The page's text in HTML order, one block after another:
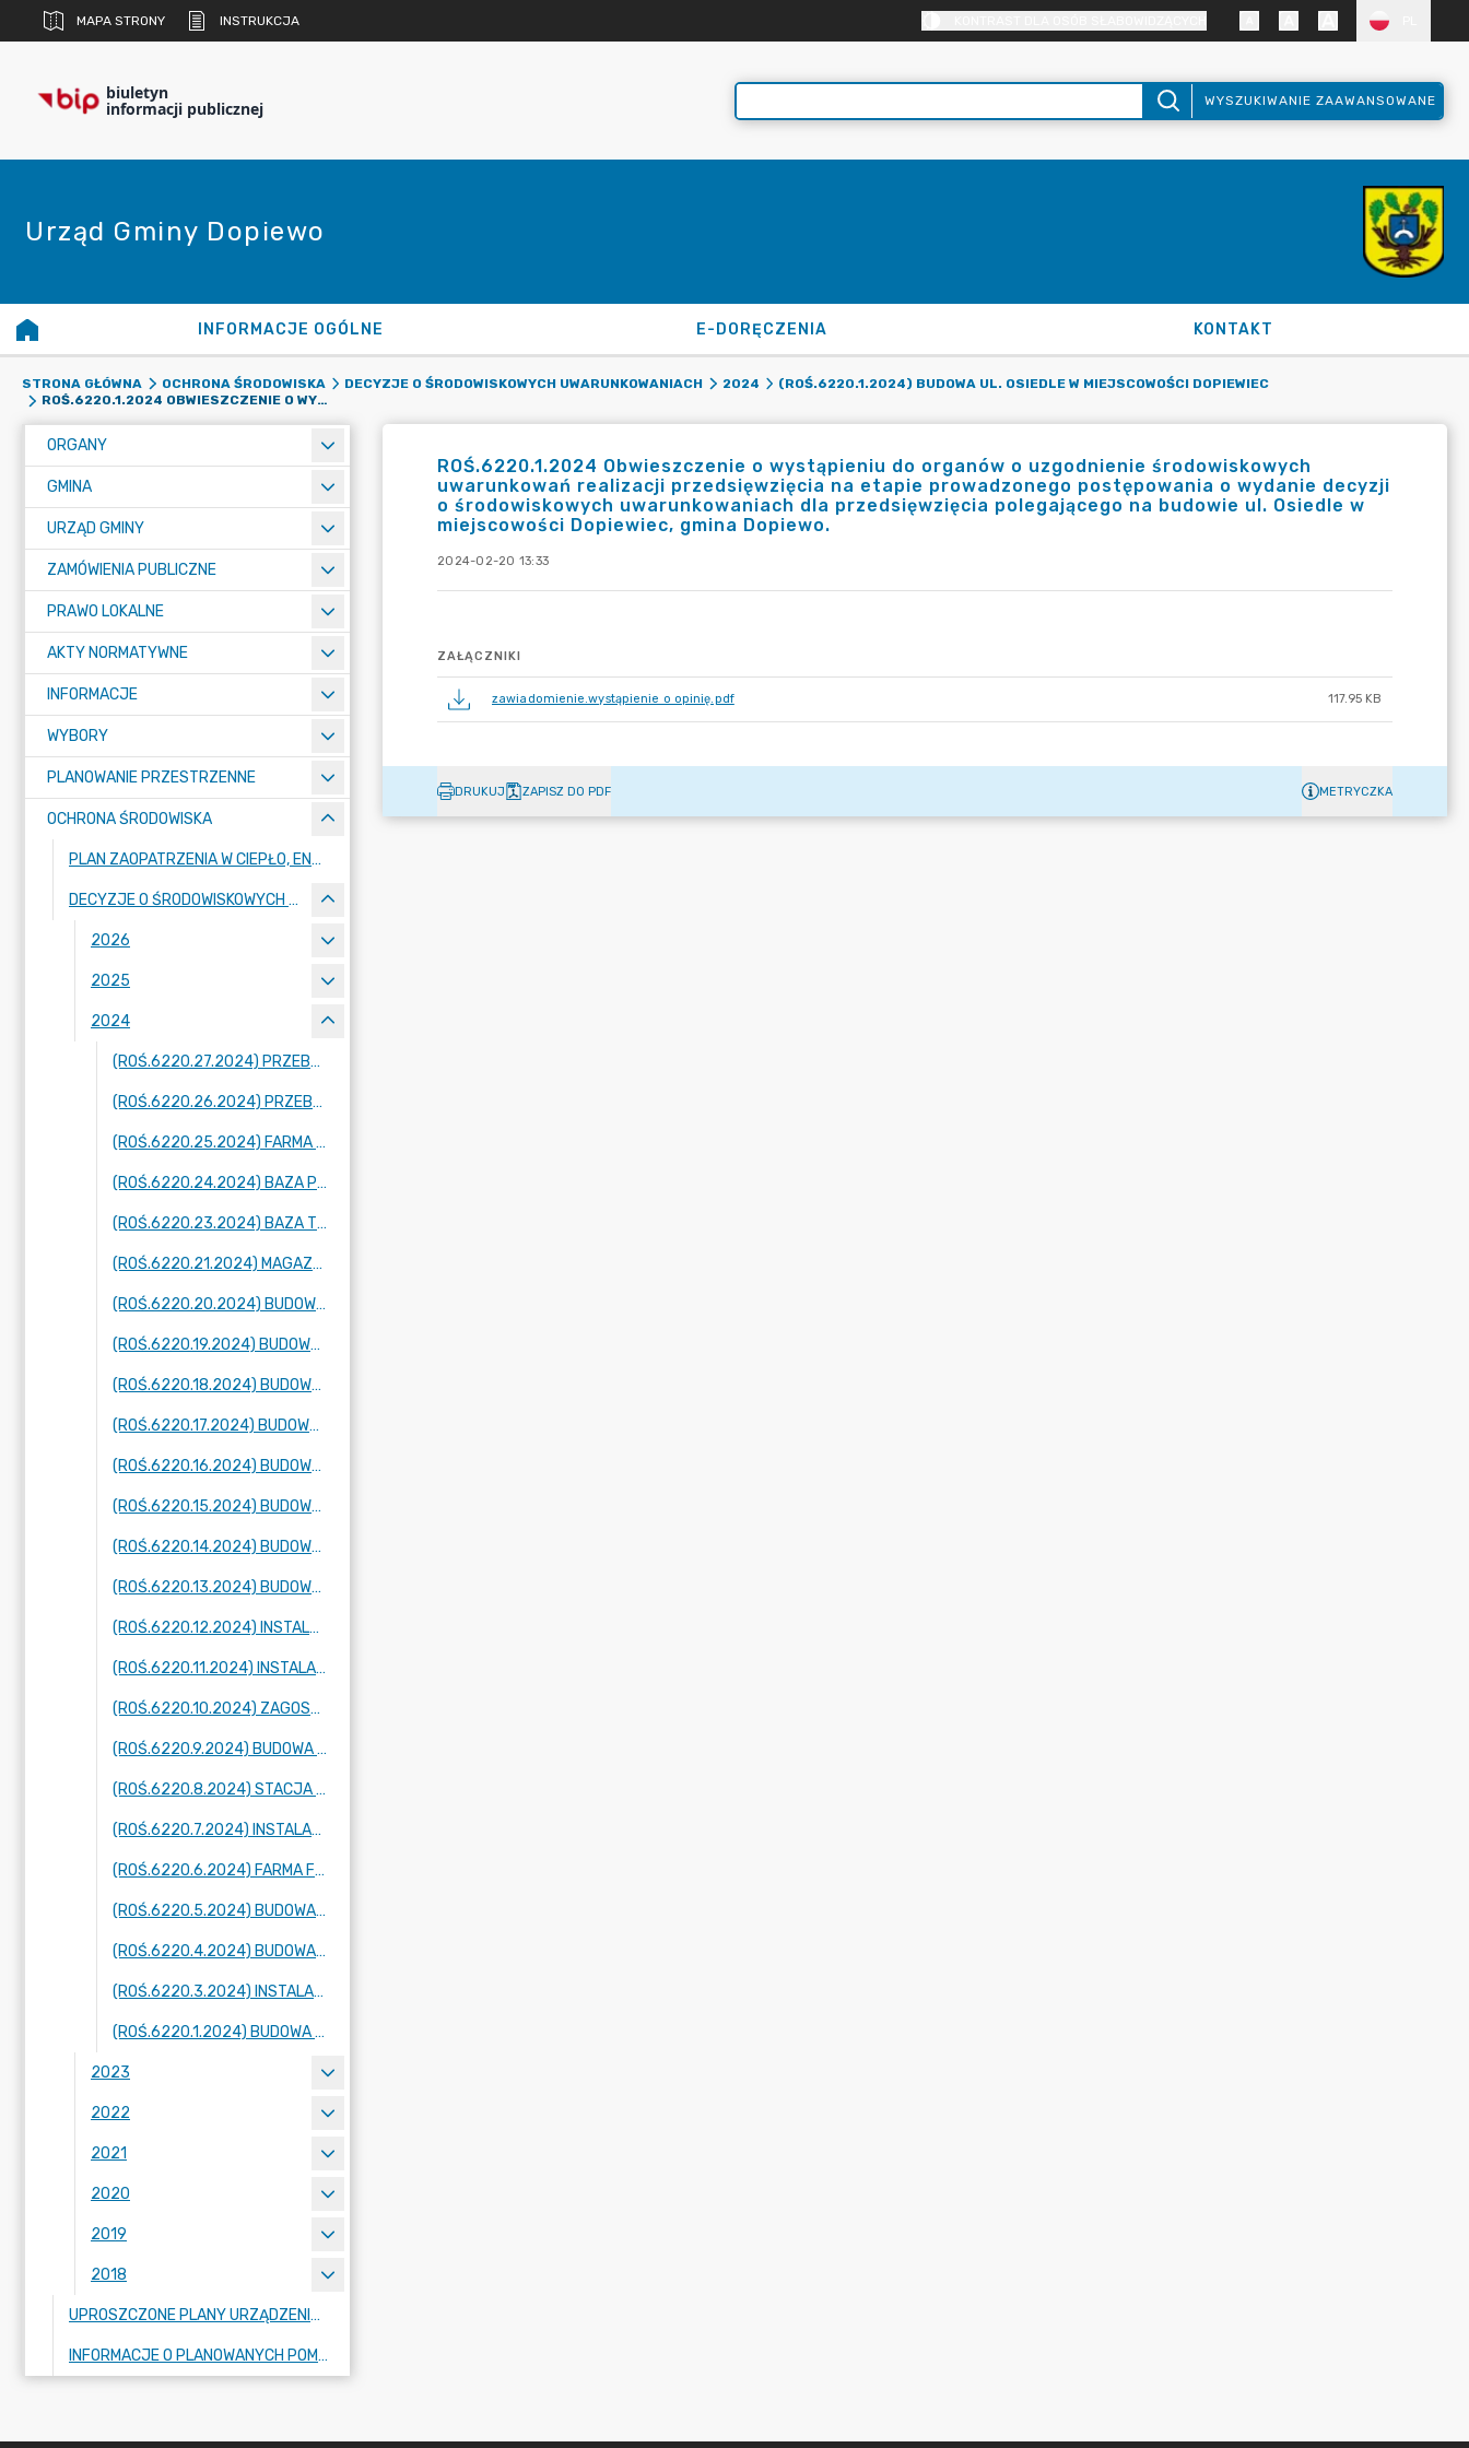
MAPA STRONY INSTRUKCJA
biuletyn
informacji publicznej WYSZUKIWANIE ZAAWANSOWANE
Urząd Gminy Dopiewo
INFORMACJE OGÓLNE E-DORĘCZENIA KONTAKT
STRONA GŁÓWNA OCHRONA ŚRODOWISKA DECYZJE O ŚRODOWISKOWYCH UWARUNKOWANIACH 2024
(ROŚ.6220.1.2024) BUDOWA UL. OSIEDLE W MIEJSCOWOŚCI DOPIEWIEC
ROŚ.6220.1.2024 OBWIESZCZENIE O WYSTĄPIENIU DO ORGANÓW O UZGODNIENIE ŚRODOWISKOWYCH UWARUNKOWAŃ REALIZACJI PRZEDSIĘWZIĘCIA NA ETAPIE PROWADZONEGO POSTĘPOWANIA O WYDANIE DECYZJI O ŚRODOWISKOWYCH UWARUNKOWANIACH DLA PRZEDSIĘWZIĘCIA POLEGAJĄCEGO NA BUDOWIE UL. OSIEDLE W MIEJSCOWOŚCI DOPIEWIEC, GMINA DOPIEWO.
ORGANY
GMINA
URZĄD GMINY
ZAMÓWIENIA PUBLICZNE
PRAWO LOKALNE
AKTY NORMATYWNE
INFORMACJE
WYBORY
PLANOWANIE PRZESTRZENNE
OCHRONA ŚRODOWISKA
PLAN ZAOPATRZENIA W CIEPŁO, ENERGIĘ ELEKTRYCZNĄ I PALIWA GAZOWE DLA GMINY DOPIEWO 2018-2033
DECYZJE O ŚRODOWISKOWYCH UWARUNKOWANIACH
2026
2025
2024
(ROŚ.6220.27.2024) PRZEBUDOWA ZESPOŁU HAL MAGAZYNOWYCH, OBRĘB DĄBRÓWKA
(ROŚ.6220.26.2024) PRZEBUDOWA PARKU LOGISTYCZNEGO MLP POZNAŃ WEST II, OBRĘB DĄBRÓWKA
(ROŚ.6220.25.2024) FARMA FOTOWOLTAICZNA O MOCY DO 50 MW, OBRĘB WIĘCKOWICE
(ROŚ.6220.24.2024) BAZA PRZEŁADUNKOWO-MAGAZYNOWA ODPADÓW, OBRĘB DĄBROWA
(ROŚ.6220.23.2024) BAZA TRANSPORTOWO-MAGAZYNOWA, Z MIEJSCEM DO PRZETWARZANIA ODPADÓW, OBRĘB DĄBROWA
(ROŚ.6220.21.2024) MAGAZYN ENERGII O MOCY DO 300 MW, OBRĘB GOŁUSKI
(ROŚ.6220.20.2024) BUDOWA ŚCIEŻKI PIESZO-ROWEROWEJ PRZY DRODZE POWIATOWEJ NR 2416P PLEWISKA – GOŁUSKI
(ROŚ.6220.19.2024) BUDOWA ŚCIEŻKI PIESZO-ROWEROWEJ, OBRĘB SKÓRZEWO
(ROŚ.6220.18.2024) BUDOWA ŚCIEŻKI PIESZO-ROWEROWEJ Z WIĘCKOWIC DO DOPIEWA
(ROŚ.6220.17.2024) BUDOWA ŚCIEŻKI PIESZO-ROWEROWEJ Z KONARZEWA DO TRZCIELINA
(ROŚ.6220.16.2024) BUDOWA ŚCIEŻKI PIESZO-ROWEROWEJ W DĄBRÓWCE I SKÓRZEWIE
(ROŚ.6220.15.2024) BUDOWA PODZIEMNYCH ZBIORNIKÓW NA GAZ PROPAN-BUTAN, OBRĘB ZAKRZEWO
(ROŚ.6220.14.2024) BUDOWA KANALIZACJI WRAZ Z PRZEPOMPOWNIĄ ŚCIEKÓW, OBRĘB DOPIEWO
(ROŚ.6220.13.2024) BUDOWA KANALIZACJI SANITARNEJ WRAZ Z PRZEPOMPOWNIĄ ŚCIEKÓW, OBRĘB SKÓRZEWO
(ROŚ.6220.12.2024) INSTALACJA FOTOWOLTAICZNA O MOCY DO 25 MW, OBRĘB DOPIEWIEC
(ROŚ.6220.11.2024) INSTALACJA FOTOWOLTAICZNA O MOCY DO 6 MW, OBRĘB DOPIEWIEC
(ROŚ.6220.10.2024) ZAGOSPODAROWANIU ODWIERTU SIEROSŁAW 2H, TARNOWO PODGÓRNE
(ROŚ.6220.9.2024) BUDOWA BAZY MAGAZYNOWO-KONFEKCYJNEJ, OBRĘB WIĘCKOWICE
(ROŚ.6220.8.2024) STACJA PALIW PŁYNNYCH, OBRĘB DOPIEWO I DOPIEWIEC
(ROŚ.6220.7.2024) INSTALACJA DO POWIERZCHNIOWEJ OBRÓBKI METALI LUB TWORZYW SZTUCZNYCH, OBRĘB WIĘCKOWICE
(ROŚ.6220.6.2024) FARMA FOTOWOLTAICZNA O MOCY DO 100 MWP, OBRĘB ZBOROWO
(ROŚ.6220.5.2024) BUDOWA CENTRUM PRODUKCYJNO-MAGAZYNOWO-LOGISTYCZNEGO MLP, OBRĘB DĄBRÓWKA
(ROŚ.6220.4.2024) BUDOWA ZESPOŁU BUDYNKÓW MIESZKALNYCH WIELORODZINNYCH, OBRĘB SKÓRZEWO
(ROŚ.6220.3.2024) INSTALACJA DO PALENIA KAWY, OBRĘB ZAKRZEWO
(ROŚ.6220.1.2024) BUDOWA UL. OSIEDLE W MIEJSCOWOŚCI DOPIEWIEC
2023
2022
2021
2020
2019
2018
UPROSZCZONE PLANY URZĄDZENIA LASÓW
INFORMACJE O PLANOWANYCH POMIARACH PÓL ELEKTROMAGNETYCZNYCH
ROŚ.6220.1.2024 Obwieszczenie o wystąpieniu do organów o uzgodnienie środowiskowych
uwarunkowań realizacji przedsięwzięcia na etapie prowadzonego postępowania o wydanie decyzji
o środowiskowych uwarunkowaniach dla przedsięwzięcia polegającego na budowie ul. Osiedle w
miejscowości Dopiewiec, gmina Dopiewo.
2024-02-20 13:33
ZAŁĄCZNIKI
zawiadomienie.wystąpienie o opinię.pdf 117.95 KB
DRUKUJ ZAPISZ DO PDF METRYCZKA